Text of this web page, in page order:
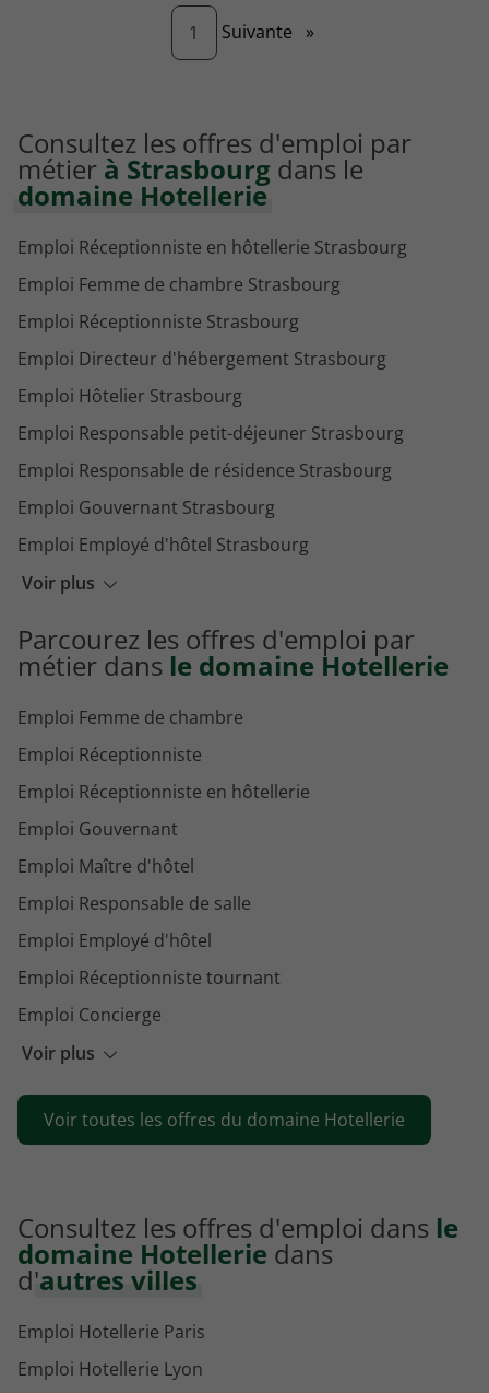
1 Page
Suivante »
Consultez les offres d'emploi par
métier à Strasbourg dans le
domaine Hotellerie
Voir plus
Emploi Réceptionniste en hôtellerie Strasbourg
Emploi Femme de chambre Strasbourg
Emploi Réceptionniste Strasbourg
Emploi Directeur d'hébergement Strasbourg
Emploi Hôtelier Strasbourg
Emploi Responsable petit-déjeuner Strasbourg
Emploi Responsable de résidence Strasbourg
Emploi Gouvernant Strasbourg
Emploi Employé d'hôtel Strasbourg
Emploi Maître d'hôtel Strasbourg
Parcourez les offres d'emploi par
métier dans le domaine Hotellerie
Voir plus
Emploi Femme de chambre
Emploi Réceptionniste
Emploi Réceptionniste en hôtellerie
Emploi Gouvernant
Emploi Maître d'hôtel
Emploi Responsable de salle
Emploi Employé d'hôtel
Emploi Réceptionniste tournant
Emploi Concierge
Emploi Employé d'étage
Emploi Lingère
Emploi Directeur d'hébergement
Voir toutes les offres du domaine Hotellerie
Consultez les offres d'emploi dans le
domaine Hotellerie dans
d'autres villes
Emploi Hotellerie Paris
Emploi Hotellerie Lyon